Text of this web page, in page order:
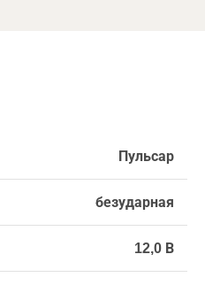
Пульсар
безударная
12,0 В